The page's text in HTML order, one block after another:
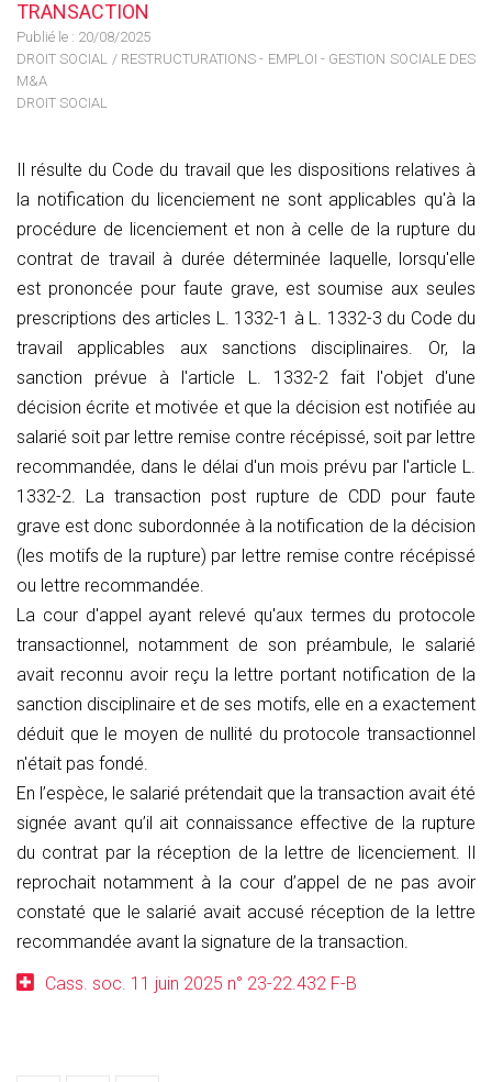
TRANSACTION
Publié le : 20/08/2025
DROIT SOCIAL / RESTRUCTURATIONS - EMPLOI - GESTION SOCIALE DES
M&A
DROIT SOCIAL
Il résulte du Code du travail que les dispositions relatives à
la notification du licenciement ne sont applicables qu'à la
procédure de licenciement et non à celle de la rupture du
contrat de travail à durée déterminée laquelle, lorsqu'elle
est prononcée pour faute grave, est soumise aux seules
prescriptions des articles L. 1332-1 à L. 1332-3 du Code du
travail applicables aux sanctions disciplinaires. Or, la
sanction prévue à l'article L. 1332-2 fait l'objet d'une
décision écrite et motivée et que la décision est notifiée au
salarié soit par lettre remise contre récépissé, soit par lettre
recommandée, dans le délai d'un mois prévu par l'article L.
1332-2. La transaction post rupture de CDD pour faute
grave est donc subordonnée à la notification de la décision
(les motifs de la rupture) par lettre remise contre récépissé
ou lettre recommandée.
La cour d'appel ayant relevé qu'aux termes du protocole
transactionnel, notamment de son préambule, le salarié
avait reconnu avoir reçu la lettre portant notification de la
sanction disciplinaire et de ses motifs, elle en a exactement
déduit que le moyen de nullité du protocole transactionnel
n'était pas fondé.
En l’espèce, le salarié prétendait que la transaction avait été
signée avant qu’il ait connaissance effective de la rupture
du contrat par la réception de la lettre de licenciement. Il
reprochait notamment à la cour d’appel de ne pas avoir
constaté que le salarié avait accusé réception de la lettre
recommandée avant la signature de la transaction.
Cass. soc. 11 juin 2025 n° 23-22.432 F-B